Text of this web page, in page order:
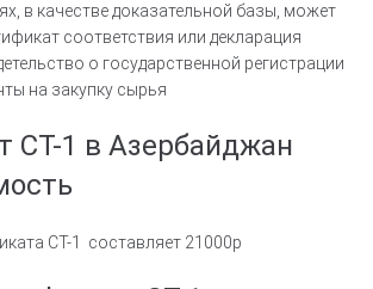
в качестве доказательной базы, может
соответствия или декларация
о государственной регистрации
на закупку сырья
СТ-1 в Азербайджан
СТ-1 составляет 21000р